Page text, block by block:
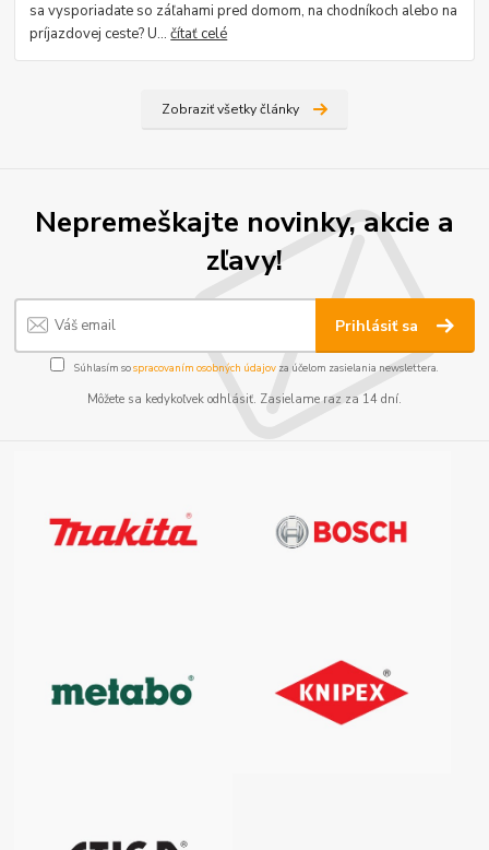
sa vysporiadate so záľahami pred domom, na chodníkoch alebo na
príjazdovej ceste? U...čítať celé
Zobraziť všetky články
Nepremeškajte novinky, akcie a
zľavy!
Prihlásiť sa
Súhlasím sospracovaním osobných údajov za účelom zasielania newslettera.
Môžete sa kedykoľvek odhlásiť. Zasielame raz za 14 dní.